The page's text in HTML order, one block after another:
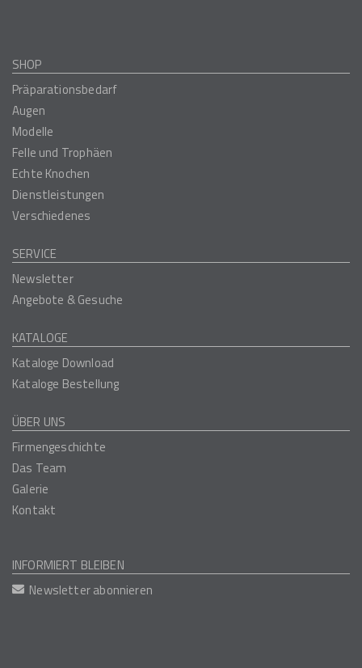
SHOP
Präparationsbedarf
Augen
Modelle
Felle und Trophäen
Echte Knochen
Dienstleistungen
Verschiedenes
SERVICE
Newsletter
Angebote & Gesuche
KATALOGE
Kataloge Download
Kataloge Bestellung
ÜBER UNS
Firmengeschichte
Das Team
Galerie
Kontakt
INFORMIERT BLEIBEN
Newsletter abonnieren